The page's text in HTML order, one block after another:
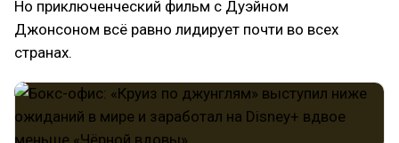
Но приключенческий фильм с Дуэйном
Джонсоном всё равно лидирует почти во всех
странах.